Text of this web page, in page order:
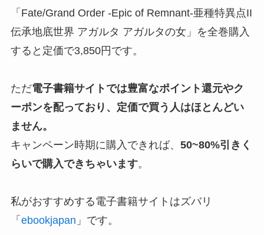
「Fate/Grand Order -Epic of Remnant-亜種特異点II
伝承地底世界 アガルタ アガルタの女」を全巻購入
すると定価で3,850円です。
ただ電子書籍サイトでは豊富なポイント還元やク
ーポンを配っており、定価で買う人はほとんどい
ません。
キャンペーン時期に購入できれば、 50~80%引きく
らいで購入できちゃいます。
私がおすすめする電子書籍サイトはズバリ
「 ebookjapan 」です。